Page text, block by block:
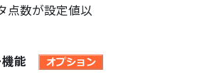
点数が設定値以
機能